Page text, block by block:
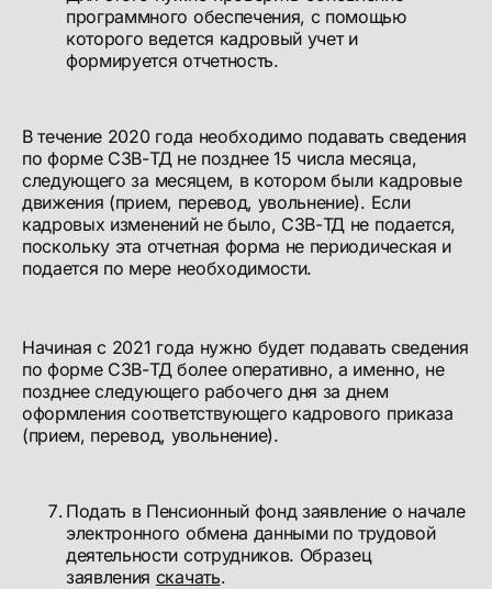
программного обеспечения, с помощью
которого ведется кадровый учет и
формируется отчетность.
В течение 2020 года необходимо подавать сведения
по форме СЗВ-ТД не позднее 15 числа месяца,
следующего за месяцем, в котором были кадровые
движения (прием, перевод, увольнение). Если
кадровых изменений не было, СЗВ-ТД не подается,
поскольку эта отчетная форма не периодическая и
подается по мере необходимости.
Начиная с 2021 года нужно будет подавать сведения
по форме СЗВ-ТД более оперативно, а именно, не
позднее следующего рабочего дня за днем
оформления соответствующего кадрового приказа
(прием, перевод, увольнение).
Подать в Пенсионный фонд заявление о начале
электронного обмена данными по трудовой
деятельности сотрудников. Образец
заявления скачать.